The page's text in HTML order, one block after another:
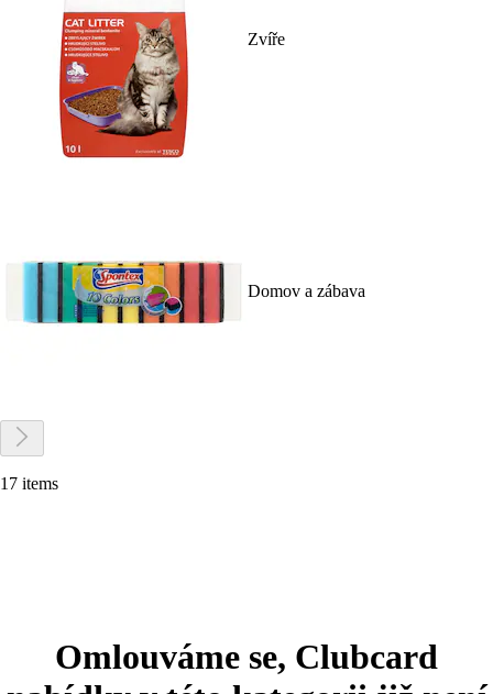
Zvíře
Domov a zábava
17 items
Omlouváme se, Clubcard